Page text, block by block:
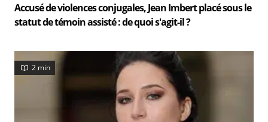
Accusé de violences conjugales, Jean Imbert placé sous le
statut de témoin assisté : de quoi s'agit-il ?
2 min